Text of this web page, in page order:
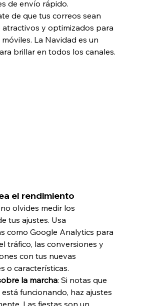
de envío rápido.
de que tus correos sean
atractivos y optimizados para
La Navidad es un
brillar en todos los canales.
el rendimiento
olvides medir los
tus ajustes. Usa
como Google Analytics para
tráfico, las conversiones y
con tus nuevas
o características.
la marcha: Si notas que
funcionando, haz ajustes
Las fiestas son un